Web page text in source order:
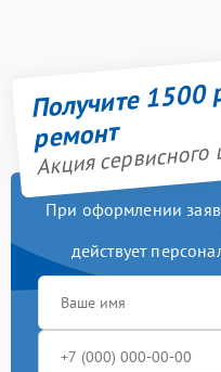
Получите 1500
ремонт
Акция
При оформлении
действует